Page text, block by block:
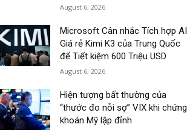
August 6, 2026
Microsoft Cân nhắc Tích hợp AI
Giá rẻ Kimi K3 của Trung Quốc
để Tiết kiệm 600 Triệu USD
August 6, 2026
Hiện tượng bất thường của
“thước đo nỗi sợ” VIX khi chứng
khoán Mỹ lập đỉnh